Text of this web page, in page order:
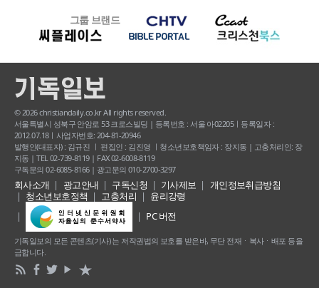
그룹 브랜드
© 2026 christiandaily.co.kr All rights reserved.
서울특별시 성북구 안암로 53 크로스빌딩 | 등록번호 : 서울 아02205ㅣ등록일자 :
2012.07.18ㅣ사업자번호: 204-81-20946
발행인(대표자) : 김규진 ㅣ 편집인 : 김진영 ㅣ청소년보호책임자 : 장지동 | 고충처리인: 장
지동 | TEL 02-739-8119 | FAX 02-6008-8119
구독문의 02-6085-8166 | 광고문의 010-2700-3297
회사소개 광고안내 구독신청 기사제보
개인정보취급방침
청소년보호정책
고충처리
윤리강령
PC 버전
기독일보의 모든 콘텐츠(기사) 는 저작권법의 보호를 받은바, 무단 전재ㆍ복사ㆍ배포 등을
금합니다.